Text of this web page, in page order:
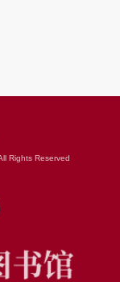
Rights Reserved